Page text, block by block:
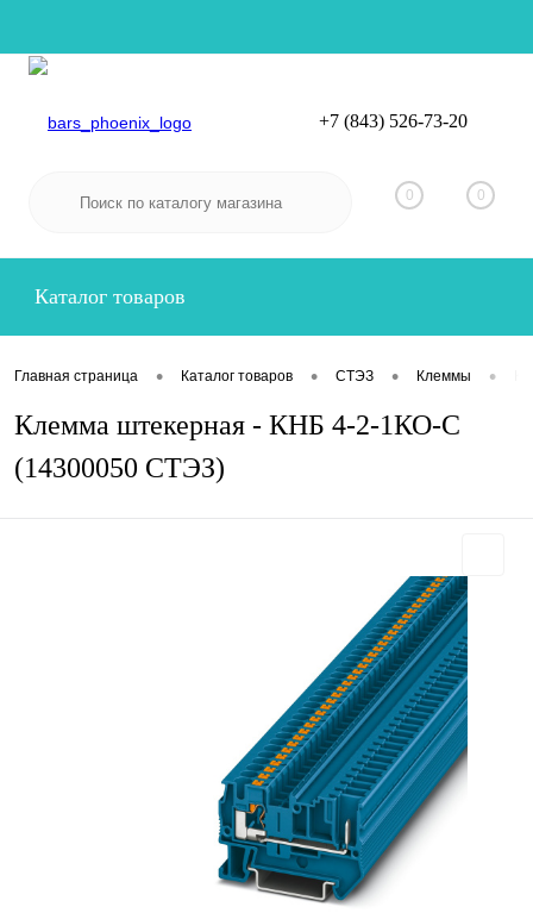
Вход
+7 (843) 526-73-20
0 0
Каталог товаров
Главная страница • Каталог товаров • СТЭЗ • Клеммы •
Клемма штекерная - КНБ 4-2-1КО-С
(14300050 СТЭЗ)